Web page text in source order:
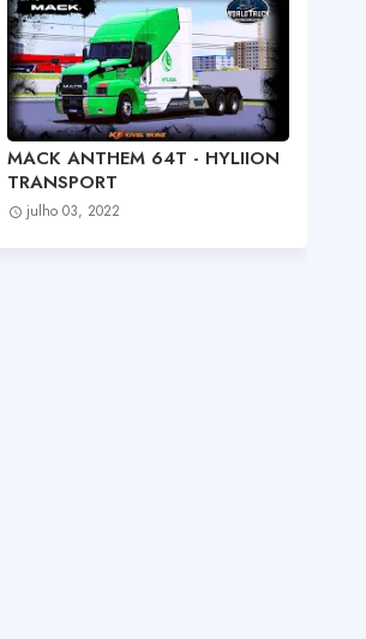
MACK ANTHEM 64T - HYLIION
TRANSPORT
julho 03, 2022